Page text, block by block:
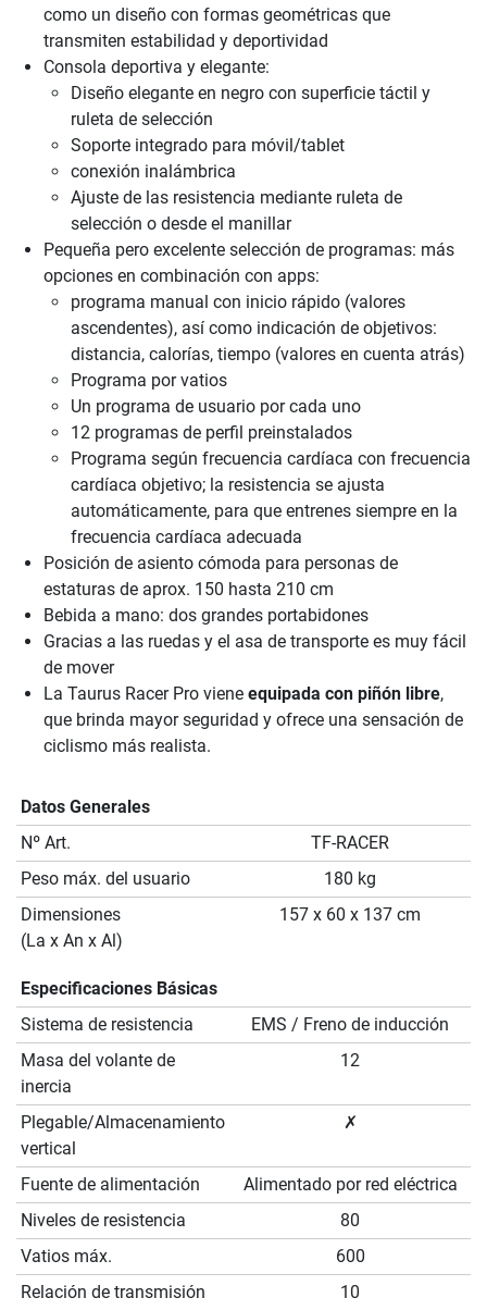
como un diseño con formas geométricas que
transmiten estabilidad y deportividad
Consola deportiva y elegante:
Diseño elegante en negro con superficie táctil y
ruleta de selección
Soporte integrado para móvil/tablet
conexión inalámbrica
Ajuste de las resistencia mediante ruleta de
selección o desde el manillar
Pequeña pero excelente selección de programas: más
opciones en combinación con apps:
programa manual con inicio rápido (valores
ascendentes), así como indicación de objetivos:
distancia, calorías, tiempo (valores en cuenta atrás)
Programa por vatios
Un programa de usuario por cada uno
12 programas de perfil preinstalados
Programa según frecuencia cardíaca con frecuencia
cardíaca objetivo; la resistencia se ajusta
automáticamente, para que entrenes siempre en la
frecuencia cardíaca adecuada
Posición de asiento cómoda para personas de
estaturas de aprox. 150 hasta 210 cm
Bebida a mano: dos grandes portabidones
Gracias a las ruedas y el asa de transporte es muy fácil
de mover
La Taurus Racer Pro viene equipada con piñón libre,
que brinda mayor seguridad y ofrece una sensación de
ciclismo más realista.
Datos Generales
Nº Art.
TF-RACER
Peso máx. del usuario
180 kg
Dimensiones
(La x An x Al)
157 x 60 x 137 cm
Especificaciones Básicas
Sistema de resistencia
EMS / Freno de inducción
Masa del volante de
inercia
12
Plegable/Almacenamiento
vertical
✗
Fuente de alimentación
Alimentado por red eléctrica
Niveles de resistencia
80
Vatios máx.
600
Relación de transmisión
10